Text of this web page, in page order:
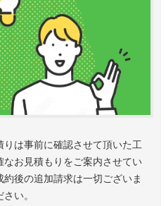
は事前に確認させて頂いた工
お見積もりをご案内させてい
後の追加請求は一切ございま
い。